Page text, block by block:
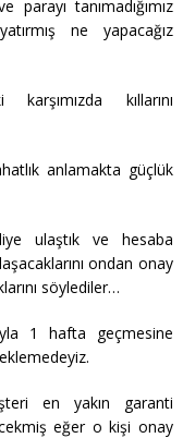
tanımadığımız
ne yapacağız
kıllarını
anlamakta güçlük
ulaştık ve hesaba
ondan onay
söylediler…
1 hafta geçmesine
en yakın garanti
eğer o kişi onay